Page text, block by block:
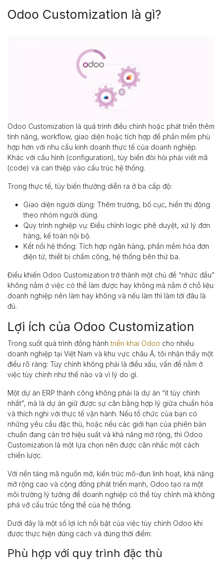
Odoo Customization là gì?
Odoo Customization là quá trình điều chỉnh hoặc phát triển thêm
tính năng, workflow, giao diện hoặc tích hợp để phần mềm phù
hợp hơn với nhu cầu kinh doanh thực tế của doanh nghiệp.
Khác với cấu hình (configuration), tùy biến đòi hỏi phải viết mã
(code) và can thiệp vào cấu trúc hệ thống.
Trong thực tế, tùy biến thường diễn ra ở ba cấp độ:
Giao diện người dùng: Thêm trường, bố cục, hiển thị động
theo nhóm người dùng.
Quy trình nghiệp vụ: Điều chỉnh logic phê duyệt, xử lý đơn
hàng, kế toán nội bộ.
Kết nối hệ thống: Tích hợp ngân hàng, phần mềm hóa đơn
điện tử, thiết bị chấm công, hệ thống bên thứ ba.
Điều khiến Odoo Customization trở thành một chủ đề “nhức đầu”
không nằm ở việc có thể làm được hay không mà nằm ở chỗ liệu
doanh nghiệp nên làm hay không và nếu làm thì làm tới đâu là
đủ.
Lợi ích của Odoo Customization
Trong suốt quá trình đồng hànhtriển khai Odoo cho nhiều
doanh nghiệp tại Việt Nam và khu vực châu Á, tôi nhận thấy một
điều rõ ràng: Tùy chỉnh không phải là điều xấu, vấn đề nằm ở
việc tùy chỉnh như thế nào và vì lý do gì.
Một dự án ERP thành công không phải là dự án “ít tùy chỉnh
nhất”, mà là dự án giữ được sự cân bằng hợp lý giữa chuẩn hóa
và thích nghi với thực tế vận hành. Nếu tổ chức của bạn có
những yêu cầu đặc thù, hoặc nếu các giới hạn của phiên bản
chuẩn đang cản trở hiệu suất và khả năng mở rộng, thì Odoo
Customization là một lựa chọn nên được cân nhắc một cách
chiến lược.
Với nền tảng mã nguồn mở, kiến trúc mô-đun linh hoạt, khả năng
mở rộng cao và cộng đồng phát triển mạnh, Odoo tạo ra một
môi trường lý tưởng để doanh nghiệp có thể tùy chỉnh mà không
phá vỡ cấu trúc tổng thể của hệ thống.
Dưới đây là một số lợi ích nổi bật của việc tùy chỉnh Odoo khi
được thực hiện đúng cách và đúng thời điểm:
Phù hợp với quy trình đặc thù